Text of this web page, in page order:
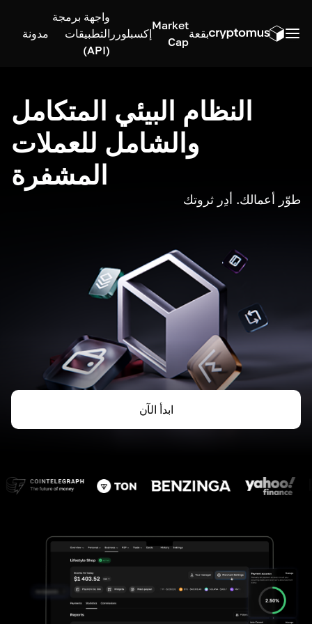
بقعة
Market
Cap
إكسبلورر
واجهة برمجة
التطبيقات
(API)
مدونة
النظام البيئي المتكامل
والشامل للعملات
المشفرة
طوّر أعمالك. أدِر ثروتك
ابدأ الآن